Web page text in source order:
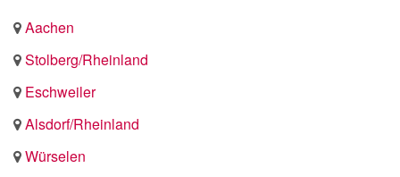
Aachen
Stolberg/Rheinland
Eschweiler
Alsdorf/Rheinland
Würselen